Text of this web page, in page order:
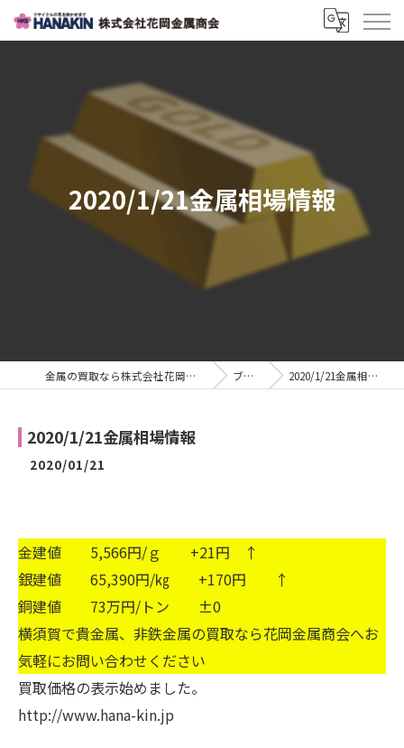
2020/1/21金属相場情報
金属の買取なら株式会社花岡金属商会 ブログ 2020/1/21金属相場情報
2020/1/21金属相場情報
2020/01/21
金建値 5,566円/ｇ +21円 ↑
銀建値 65,390円/㎏ +170円 ↑
銅建値 73万円/トン ±0
横須賀で貴金属、非鉄金属の買取なら花岡金属商会へお
気軽にお問い合わせください
買取価格の表示始めました。
http://www.hana-kin.jp